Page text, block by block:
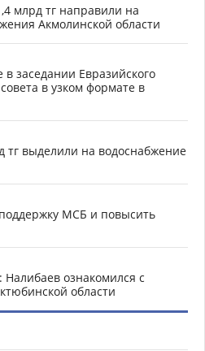
млрд тг направили на
Акмолинской области
заседании Евразийского
в узком формате в
тг выделили на водоснабжение
МСБ и повысить
ознакомился с
области